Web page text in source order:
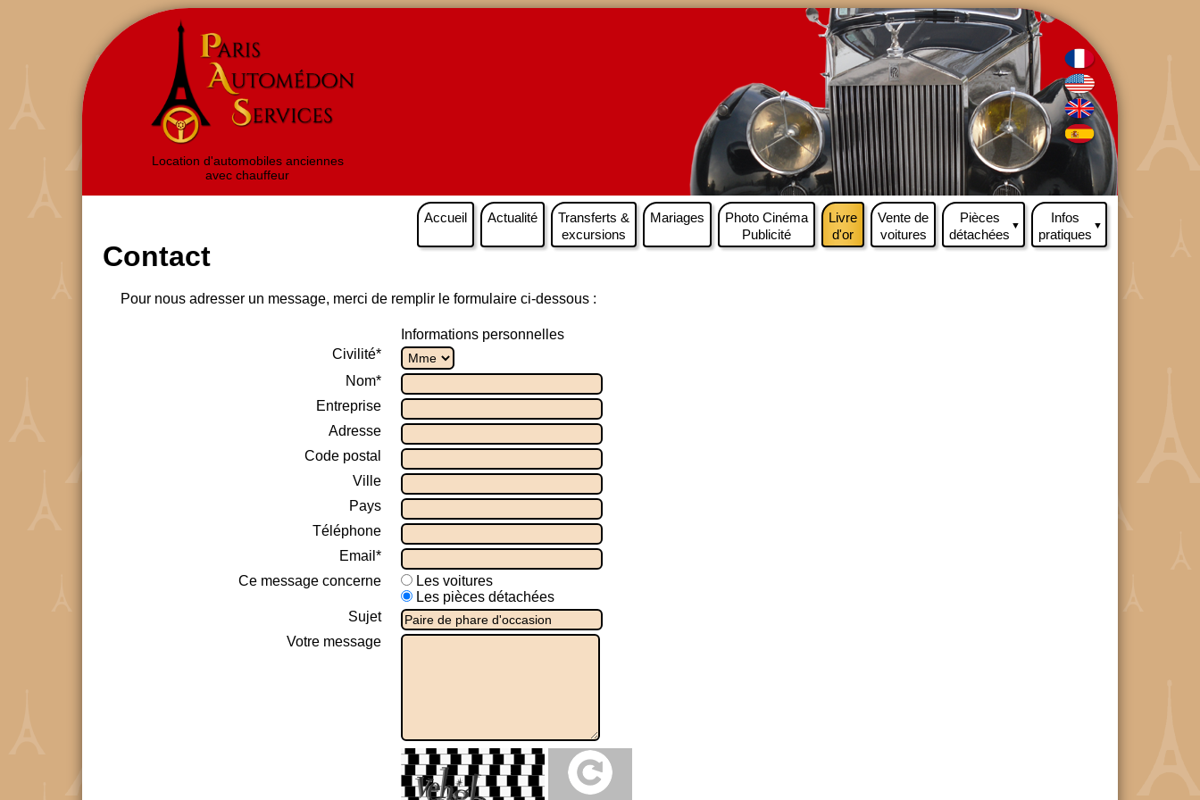
Location d'automobiles anciennes
avec chauffeur
Accueil Actualité
Transferts &
excursions
Mariages
Photo Cinéma
Publicité
Livre
d'or
Vente de
voitures
Pièces
détachées
▼
Infos
pratiques
▼
Contact
Pour nous adresser un message, merci de remplir le formulaire ci-dessous :
Informations personnelles
Civilité*
Nom*
Entreprise
Adresse
Code postal
Ville
Pays
Téléphone
Email*
Ce message concerne
Les voitures
Les pièces détachées
Sujet
Votre message